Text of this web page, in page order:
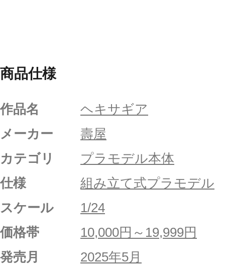
商品仕様
作品名
ヘキサギア
メーカー
壽屋
カテゴリ
プラモデル本体
仕様
組み立て式プラモデル
スケール
1/24
価格帯
10,000円～19,999円
発売月
2025年5月